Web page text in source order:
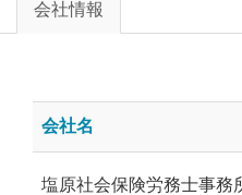
会社情報
会社名
塩原社会保険労務士事務